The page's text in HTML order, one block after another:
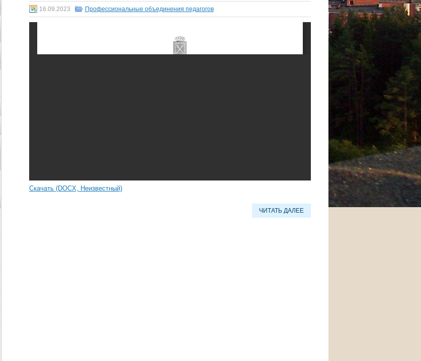
16.09.2023 Профессиональные объединения педагогов
Скачать (DOCX, Неизвестный)
ЧИТАТЬ ДАЛЕЕ